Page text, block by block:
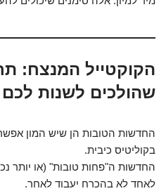
הקוקטייל המנצח:
שהולכים לשנות
החדשות הטובות הן שיש המון
בקוליטיס כיבית.
החדשות ה"פחות טובות" (או יותר
לאחד לא בהכרח יעבוד לאחר.